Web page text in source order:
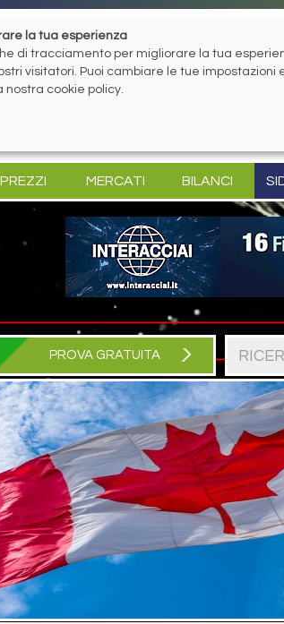
PREZZI MERCATI BILANCI
PROVA GRATUITA
la tua esperienza
di tracciamento per migliorare la tua
visitatori. Puoi cambiare le tue
nostra cookie policy.